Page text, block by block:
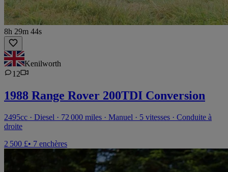
8h 29m 44s
Kenilworth
12
1988 Range Rover 200TDI Conversion
2495cc · Diesel · 72 000 miles · Manuel · 5 vitesses · Conduite à
droite
2 500 £• 7 enchères